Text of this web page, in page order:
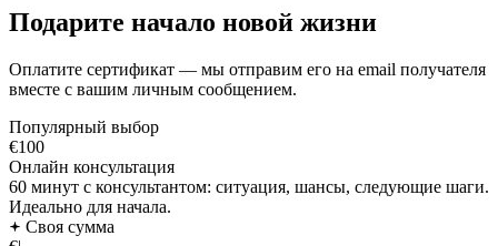
Подарите начало новой жизни
Оплатите сертификат — мы отправим его на email получателя
вместе с вашим личным сообщением.
Популярный выбор
€100
Онлайн консультация
60 минут с консультантом: ситуация, шансы, следующие шаги.
Идеально для начала.
Своя сумма